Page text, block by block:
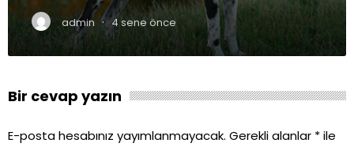
admin · 4 sene önce
Bir cevap yazın
E-posta hesabınız yayımlanmayacak. Gerekli alanlar *ile